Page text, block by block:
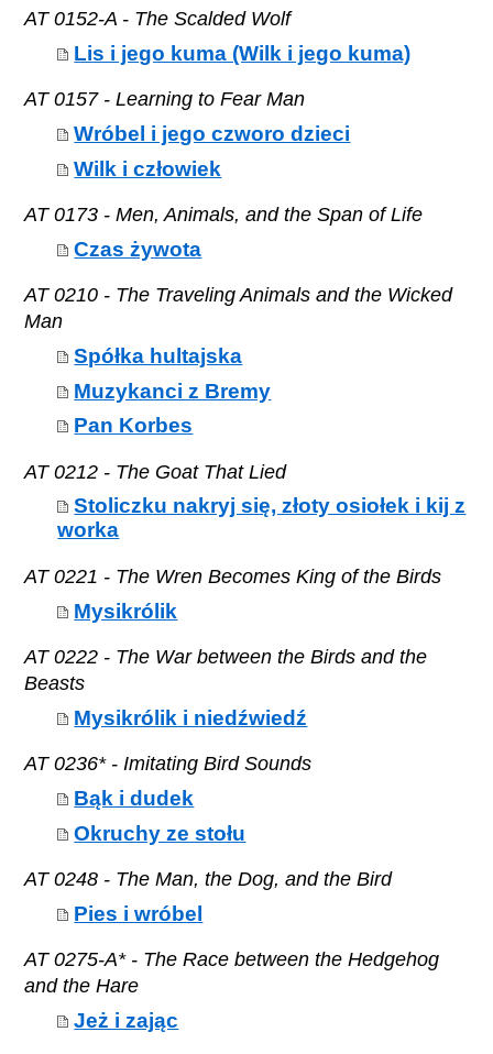
AT 0152-A - The Scalded Wolf
Lis i jego kuma (Wilk i jego kuma)
AT 0157 - Learning to Fear Man
Wróbel i jego czworo dzieci
Wilk i człowiek
AT 0173 - Men, Animals, and the Span of Life
Czas żywota
AT 0210 - The Traveling Animals and the Wicked
Man
Spółka hultajska
Muzykanci z Bremy
Pan Korbes
AT 0212 - The Goat That Lied
Stoliczku nakryj się, złoty osiołek i kij z
worka
AT 0221 - The Wren Becomes King of the Birds
Mysikrólik
AT 0222 - The War between the Birds and the
Beasts
Mysikrólik i niedźwiedź
AT 0236* - Imitating Bird Sounds
Bąk i dudek
Okruchy ze stołu
AT 0248 - The Man, the Dog, and the Bird
Pies i wróbel
AT 0275-A* - The Race between the Hedgehog
and the Hare
Jeż i zając